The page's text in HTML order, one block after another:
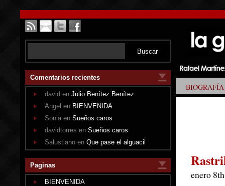
Comentarios recientes
david en Julio Benítez Benítez
Angel en BIENVENIDA
Sonia en Sueños caros
davidtorres en Sueños caros
Salustiano en Que pase el alguacil
Paginas
BIENVENIDA
BIOGRAFÍA
enero